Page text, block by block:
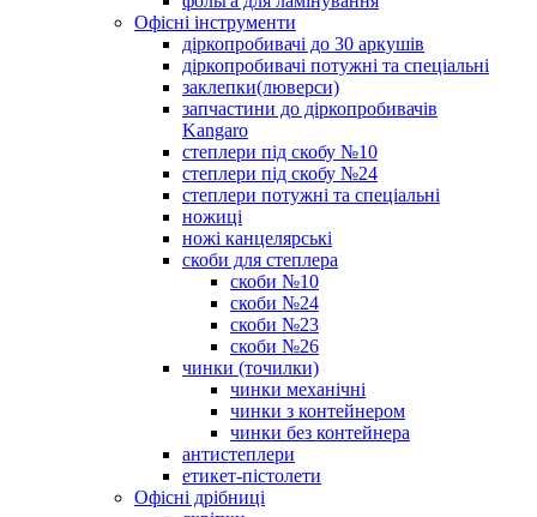
Офісні інструменти
діркопробивачі до 30 аркушів
діркопробивачі потужні та спеціальні
заклепки(люверси)
запчастини до діркопробивачів
Kangaro
степлери під скобу №10
степлери під скобу №24
степлери потужні та спеціальні
ножиці
ножі канцелярські
скоби для степлера
скоби №10
скоби №24
скоби №23
скоби №26
чинки (точилки)
чинки механічні
чинки з контейнером
чинки без контейнера
антистеплери
етикет-пістолети
Офісні дрібниці